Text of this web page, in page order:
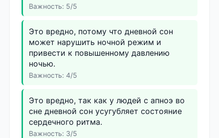
Важность: 5/5
Это вредно, потому что дневной сон
может нарушить ночной режим и
привести к повышенному давлению
ночью.
Важность: 4/5
Это вредно, так как у людей с апноэ во
сне дневной сон усугубляет состояние
сердечного ритма.
Важность: 3/5